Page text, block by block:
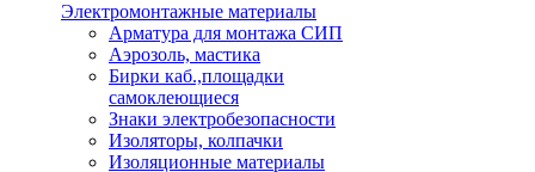
Электромонтажные материалы
Арматура для монтажа СИП
Аэрозоль, мастика
Бирки каб.,площадки
самоклеющиеся
Знаки электробезопасности
Изоляторы, колпачки
Изоляционные материалы